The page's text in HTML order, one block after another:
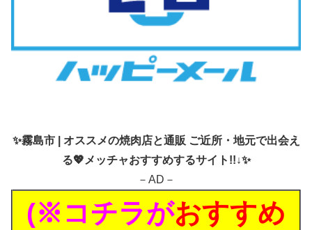
✨霧島市 | オススメの焼肉店と通販 ご近所・地元で出会え
る💖メッチャおすすめするサイト!!↓✨
－AD－
(※コチラがおすすめ